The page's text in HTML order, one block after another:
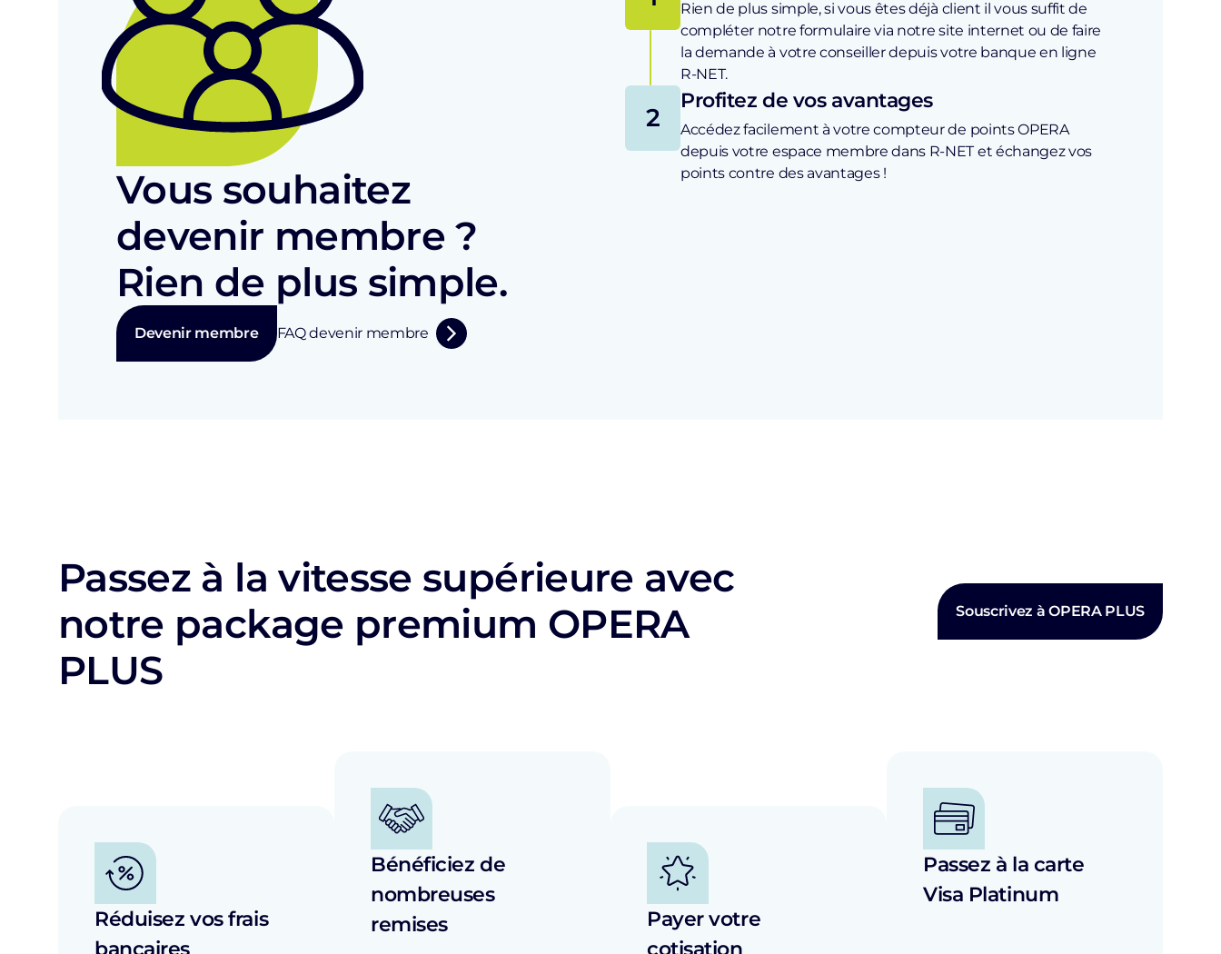
Vous souhaitez
devenir membre ?
Rien de plus simple.
Devenir membre FAQ devenir membre
Rien de plus simple, si vous êtes déjà client il vous suffit de
compléter notre formulaire via notre site internet ou de faire
la demande à votre conseiller depuis votre banque en ligne
R-NET.
2
Profitez de vos avantages
Accédez facilement à votre compteur de points OPERA
depuis votre espace membre dans R-NET et échangez vos
points contre des avantages !
Passez à la vitesse supérieure avec
notre package premium OPERA
PLUS
Réduisez vos frais
Bénéficiez de
nombreuses
remises
Payer votre
Passez à la carte
Visa Platinum
Souscrivez à OPERA PLUS